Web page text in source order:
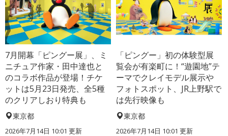
7月開幕「ピングー展」、ミ
ニチュア作家・田中達也と
のコラボ作品が登場！チケ
ットは5月23日発売、全5種
のクリアしおり特典も
東京都
2026年7月14日 10:01 更新
「ピングー」初の体験型展
覧会が有楽町に！“遊園地”テ
ーマでクレイモデル展示や
フォトスポット、JR上野駅で
は先行映像も
東京都
2026年7月14日 10:01 更新